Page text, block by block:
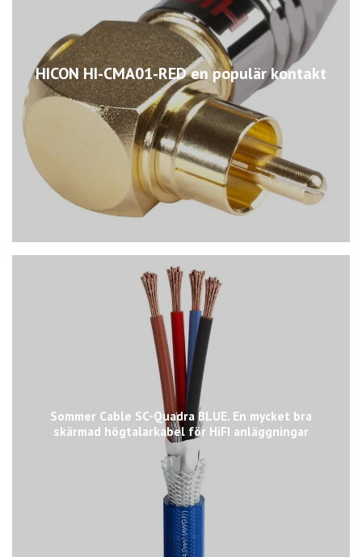
HICON HI-CMA01-RED en populär kontakt
Sommer Cable SC-Quadra BLUE. En mycket bra
skärmad högtalarkabel för HiFI anläggningar